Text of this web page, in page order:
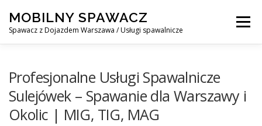
content
MOBILNY SPAWACZ
Spawacz z Dojazdem Warszawa / Usługi spawalnicze
Menu
KONTAKT
Profesjonalne Usługi Spawalnicze
Sulejówek – Spawanie dla Warszawy i
Okolic | MIG, TIG, MAG